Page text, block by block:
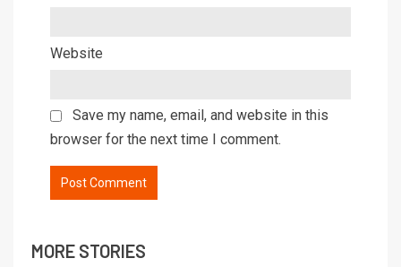
Website
Save my name, email, and website in this
browser for the next time I comment.
MORE STORIES